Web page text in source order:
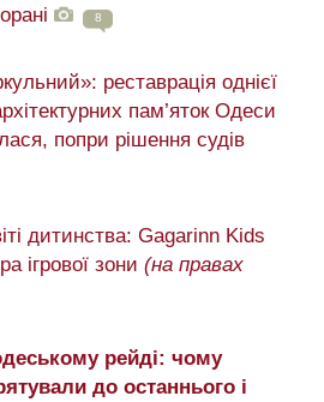
8
реставрація однієї
пам’яток Одеси
попри рішення судів
дитинства: Gagarinn Kids
ігрової зони (на правах
рейді: чому
до останнього і